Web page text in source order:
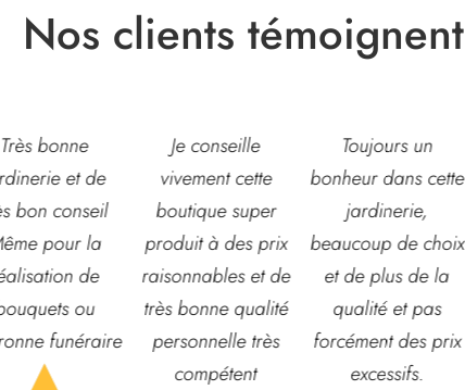
Nos clients témoignent
Je conseille
cette
super
à des prix
et de
bonne qualité
très
compétent
Toujours un
bonheur dans cette
jardinerie,
beaucoup de choix
et de plus de la
qualité et pas
forcément des prix
excessifs.
Très belle
jardinerie, grand
choix de fleurs et
d’arbustes mais
également de pots
ou autre
accessoires de
jardin. L’équipe est